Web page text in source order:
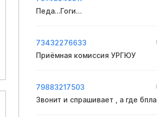
Педа…Гоги…
73432276633
Приёмная комиссия УРГЮУ
79883217503
Звонит и спрашивает , а где бпла